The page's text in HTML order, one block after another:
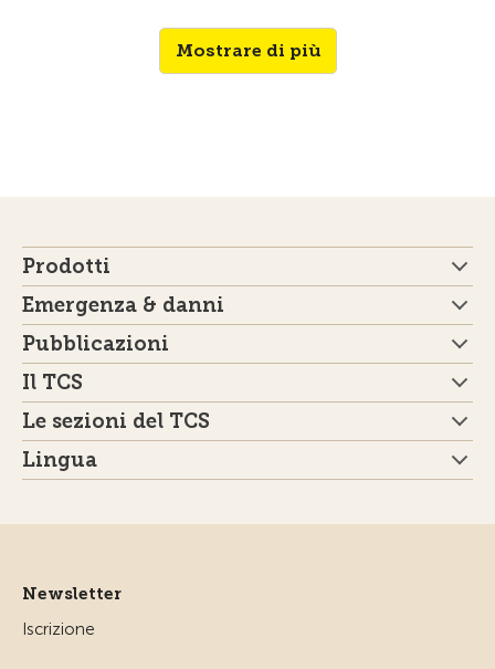
Mostrare di più
Prodotti
Emergenza & danni
Pubblicazioni
Il TCS
Le sezioni del TCS
Lingua
Newsletter
Iscrizione